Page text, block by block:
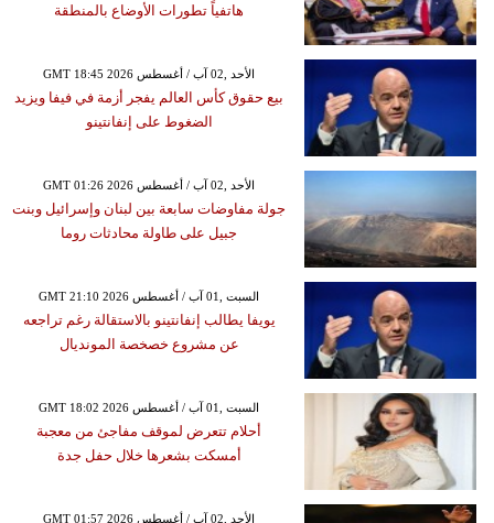
هاتفياً تطورات الأوضاع بالمنطقة
GMT 18:45 2026 الأحد ,02 آب / أغسطس
بيع حقوق كأس العالم يفجر أزمة في فيفا ويزيد
الضغوط على إنفانتينو
GMT 01:26 2026 الأحد ,02 آب / أغسطس
جولة مفاوضات سابعة بين لبنان وإسرائيل وبنت
جبيل على طاولة محادثات روما
GMT 21:10 2026 السبت ,01 آب / أغسطس
يويفا يطالب إنفانتينو بالاستقالة رغم تراجعه
عن مشروع خصخصة المونديال
GMT 18:02 2026 السبت ,01 آب / أغسطس
أحلام تتعرض لموقف مفاجئ من معجبة
أمسكت بشعرها خلال حفل جدة
GMT 01:57 2026 الأحد ,02 آب / أغسطس